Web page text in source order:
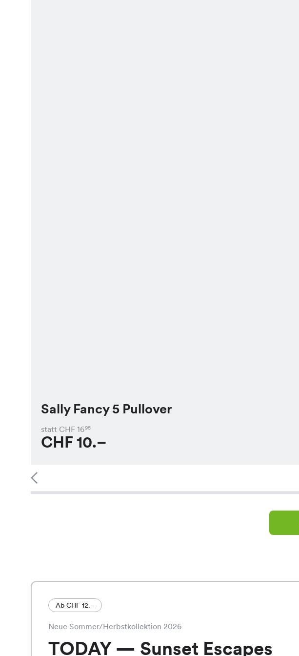
Sally Fancy 5 Pullover
statt CHF 1695
CHF 10.–
Ab CHF 12.–
Neue Sommer/Herbstkollektion 2026
TODAY — Sunset Escapes